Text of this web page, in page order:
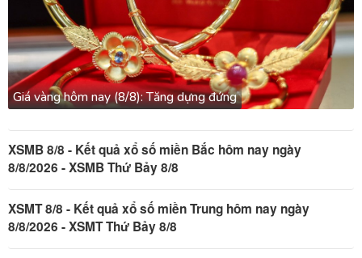
Giá vàng hôm nay (8/8): Tăng dựng đứng
XSMB 8/8 - Kết quả xổ số miền Bắc hôm nay ngày
8/8/2026 - XSMB Thứ Bảy 8/8
XSMT 8/8 - Kết quả xổ số miền Trung hôm nay ngày
8/8/2026 - XSMT Thứ Bảy 8/8